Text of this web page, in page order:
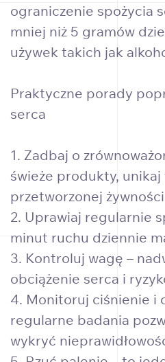
ograniczenie spożycia
mniej niż 5 gramów
używek takich jak
Praktyczne porady
serca
1. Zadbaj o
świeże produkty,
przetworzonej
2. Uprawiaj regularnie
minut ruchu dziennie
3. Kontroluj wagę –
obciążenie serca i
4. Monitoruj ciśnienie i
regularne badania
wykryć